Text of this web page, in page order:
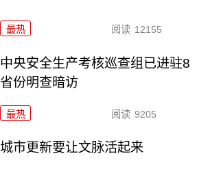
最热 阅读 12155
中央安全生产考核巡查组已进驻8
省份明查暗访
最热 阅读 9205
城市更新要让文脉活起来